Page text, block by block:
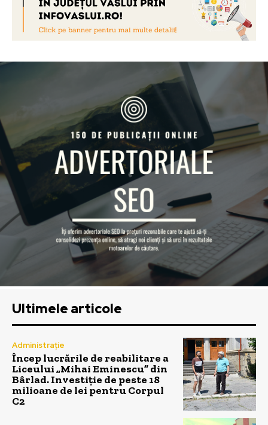
Ultimele articole
Administrație
Încep lucrările de reabilitare a
Liceului „Mihai Eminescu” din
Bârlad. Investiție de peste 18
milioane de lei pentru Corpul
C2